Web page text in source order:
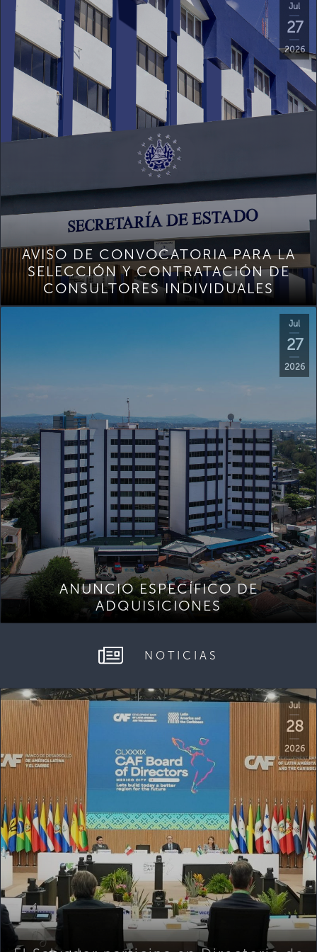
Jul
27
2026
AVISO DE CONVOCATORIA PARA LA
SELECCIÓN Y CONTRATACIÓN DE
CONSULTORES INDIVIDUALES
Jul
27
2026
ANUNCIO ESPECÍFICO DE
ADQUISICIONES
NOTICIAS
Jul
28
2026